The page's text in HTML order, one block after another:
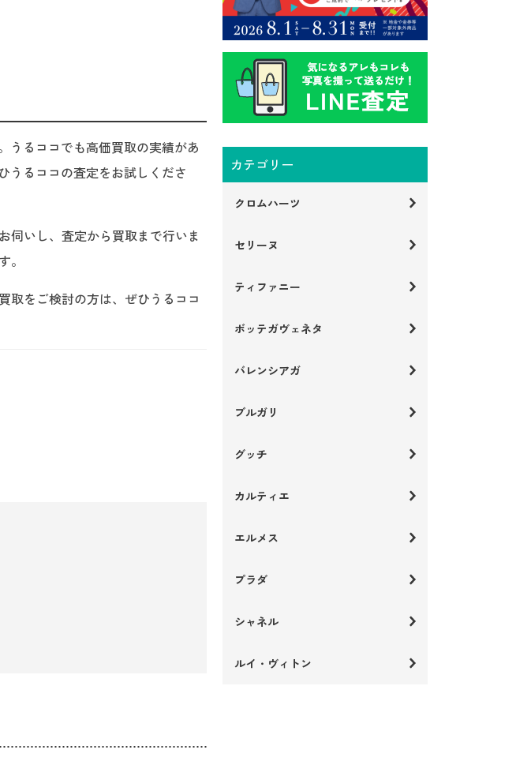
うるココでも高価買取の実績があ
うるココの査定をお試しくださ
伺いし、査定から買取まで行いま
。
取をご検討の方は、ぜひうるココ
カテゴリー
クロムハーツ
セリーヌ
ティファニー
ボッテガヴェネタ
バレンシアガ
ブルガリ
グッチ
カルティエ
エルメス
プラダ
シャネル
ルイ・ヴィトン